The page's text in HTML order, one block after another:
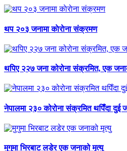
थप २०३ जनामा काेराेना संक्रमण
थपिए २२७ जना कोरोना संक्रमित, एक
नेपालमा २३० कोरोना संक्रमित थपिँदा दुई
मुगुमा भिरबाट लडेर एक जनाको मृत्यु